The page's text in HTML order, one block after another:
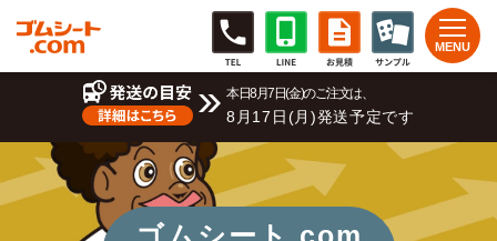
本日8月7日(金)のご注文は、
8月17日(月)発送予定です